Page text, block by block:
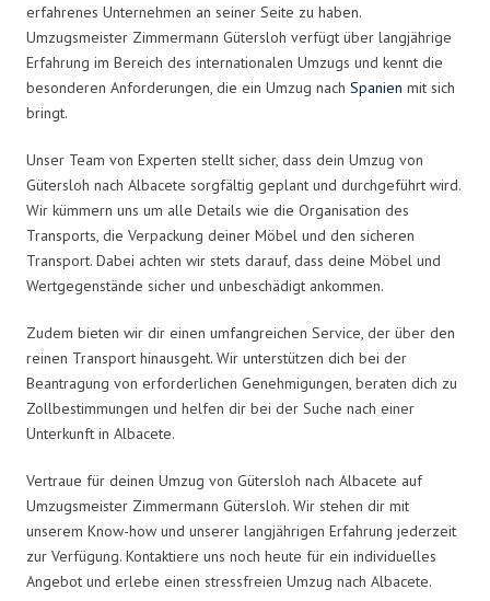
erfahrenes Unternehmen an seiner Seite zu haben.
Umzugsmeister Zimmermann Gütersloh verfügt über langjährige
Erfahrung im Bereich des internationalen Umzugs und kennt die
besonderen Anforderungen, die ein Umzug nach Spanien mit sich
bringt.
Unser Team von Experten stellt sicher, dass dein Umzug von
Gütersloh nach Albacete sorgfältig geplant und durchgeführt wird.
Wir kümmern uns um alle Details wie die Organisation des
Transports, die Verpackung deiner Möbel und den sicheren
Transport. Dabei achten wir stets darauf, dass deine Möbel und
Wertgegenstände sicher und unbeschädigt ankommen.
Zudem bieten wir dir einen umfangreichen Service, der über den
reinen Transport hinausgeht. Wir unterstützen dich bei der
Beantragung von erforderlichen Genehmigungen, beraten dich zu
Zollbestimmungen und helfen dir bei der Suche nach einer
Unterkunft in Albacete.
Vertraue für deinen Umzug von Gütersloh nach Albacete auf
Umzugsmeister Zimmermann Gütersloh. Wir stehen dir mit
unserem Know-how und unserer langjährigen Erfahrung jederzeit
zur Verfügung. Kontaktiere uns noch heute für ein individuelles
Angebot und erlebe einen stressfreien Umzug nach Albacete.